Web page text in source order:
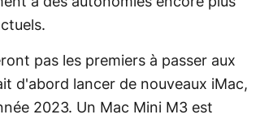
pas les premiers à passer aux
d'abord lancer de nouveaux iMac,
2023. Un Mac Mini M3 est